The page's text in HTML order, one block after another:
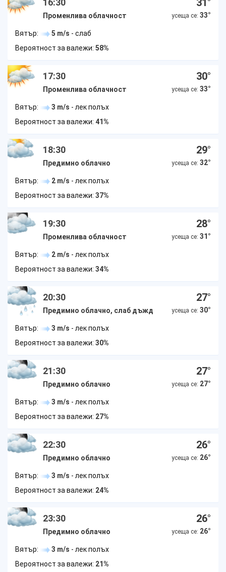
16:30
Променлива облачност
31°
усеща се: 33°
Вятър: 5 m/s - слаб
Вероятност за валежи: 58%
17:30
Променлива облачност
30°
усеща се: 33°
Вятър: 3 m/s - лек полъх
Вероятност за валежи: 41%
18:30
Предимно облачно
29°
усеща се: 32°
Вятър: 2 m/s - лек полъх
Вероятност за валежи: 37%
19:30
Променлива облачност
28°
усеща се: 31 °
Вятър: 2 m/s - лек полъх
Вероятност за валежи: 34%
20:30
Предимно облачно, слаб дъжд
27°
усеща се: 30°
Вятър: 3 m/s - лек полъх
Вероятност за валежи: 30%
21:30
Предимно облачно
27°
усеща се: 27°
Вятър: 3 m/s - лек полъх
Вероятност за валежи: 27%
22:30
Предимно облачно
26°
усеща се: 26°
Вятър: 3 m/s - лек полъх
Вероятност за валежи: 24%
23:30
Предимно облачно
26°
усеща се: 26°
Вятър: 3 m/s - лек полъх
Вероятност за валежи: 21%